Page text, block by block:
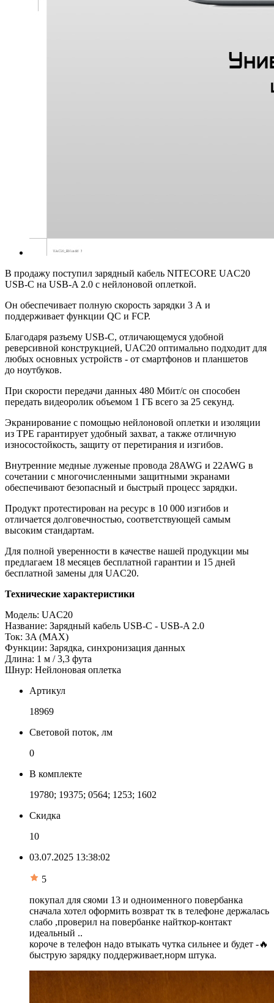
В продажу поступил зарядный кабель NITECORE UAC20
USB-C на USB-A 2.0 с нейлоновой оплеткой.
Он обеспечивает полную скорость зарядки 3 А и
поддерживает функции QC и FCP.
Благодаря разъему USB-C, отличающемуся удобной
реверсивной конструкцией, UAC20 оптимально подходит для
любых основных устройств - от смартфонов и планшетов
до ноутбуков.
При скорости передачи данных 480 Мбит/с он способен
передать видеоролик объемом 1 ГБ всего за 25 секунд.
Экранирование с помощью нейлоновой оплетки и изоляции
из TPE гарантирует удобный захват, а также отличную
износостойкость, защиту от перетирания и изгибов.
Внутренние медные луженые провода 28AWG и 22AWG в
сочетании с многочисленными защитными экранами
обеспечивают безопасный и быстрый процесс зарядки.
Продукт протестирован на ресурс в 10 000 изгибов и
отличается долговечностью, соответствующей самым
высоким стандартам.
Для полной уверенности в качестве нашей продукции мы
предлагаем 18 месяцев бесплатной гарантии и 15 дней
бесплатной замены для UAC20.
Технические характеристики
Модель: UAC20
Название: Зарядный кабель USB-C - USB-A 2.0
Ток: 3A (MAX)
Функции: Зарядка, синхронизация данных
Длина: 1 м / 3,3 фута
Шнур: Нейлоновая оплетка
Артикул
18969
Световой поток, лм
0
В комплекте
19780; 19375; 0564; 1253; 1602
Скидка
10
03.07.2025 13:38:02
5
покупал для сяоми 13 и одноименного повербанка
сначала хотел оформить возврат тк в телефоне держалась
слабо ,проверил на повербанке найткор-контакт
идеальный ..
короче в телефон надо втыкать чутка сильнее и будет -🔥
быструю зарядку поддерживает,норм штука.